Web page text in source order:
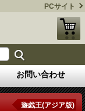
PCサイト
お問い合わせ
遊戯王(アジア版)